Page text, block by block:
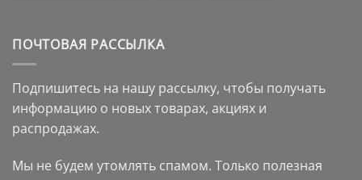
ПОЧТОВАЯ РАССЫЛКА
Подпишитесь на нашу рассылку, чтобы получать
информацию о новых товарах, акциях и
распродажах.
Мы не будем утомлять спамом. Только полезная